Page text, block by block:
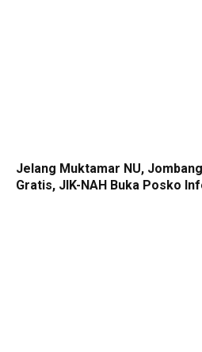
Jelang Muktamar NU,
Gratis, JIK-NAH Buka Posko